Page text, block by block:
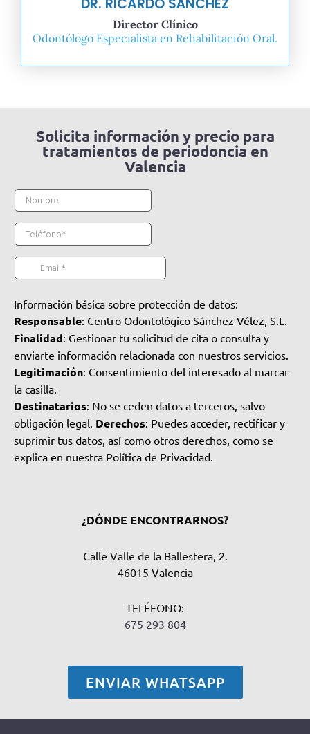
Director Clínico
Odontólogo Especialista en Rehabilitación Oral.
Solicita información y precio para
tratamientos de periodoncia en
Valencia
Información básica sobre protección de datos:
Responsable: Centro Odontológico Sánchez Vélez, S.L.
Finalidad: Gestionar tu solicitud de cita o consulta y
enviarte información relacionada con nuestros servicios.
Legitimación: Consentimiento del interesado al marcar
la casilla.
Destinatarios: No se ceden datos a terceros, salvo
obligación legal. Derechos: Puedes acceder, rectificar y
suprimir tus datos, así como otros derechos, como se
explica en nuestra Política de Privacidad.
¿DÓNDE ENCONTRARNOS?
Calle Valle de la Ballestera, 2.
46015 Valencia
TELÉFONO:
675 293 804
ENVIAR WHATSAPP